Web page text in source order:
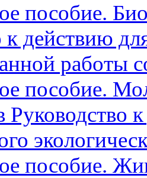
пособие.
к действию
работы
пособие.
Руководство
пособие.